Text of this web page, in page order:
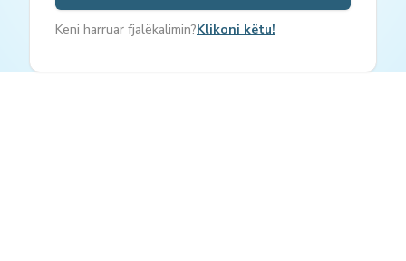
Keni harruar fjalëkalimin?Klikoni këtu!